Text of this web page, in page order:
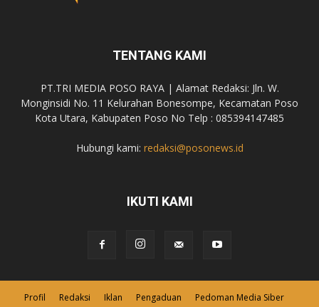
TENTANG KAMI
PT.TRI MEDIA POSO RAYA | Alamat Redaksi: Jln. W.
Monginsidi No. 11 Kelurahan Bonesompe, Kecamatan Poso
Kota Utara, Kabupaten Poso No Telp : 085394147485
Hubungi kami: redaksi@posonews.id
IKUTI KAMI
Profil Redaksi Iklan Pengaduan
Pedoman Media Siber